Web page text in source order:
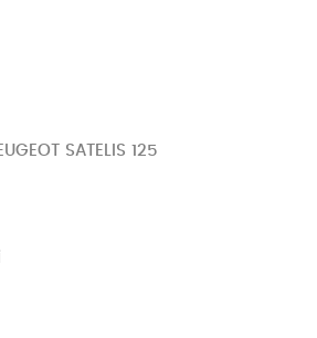
SATELIS 125